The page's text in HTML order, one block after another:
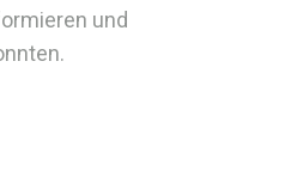
und